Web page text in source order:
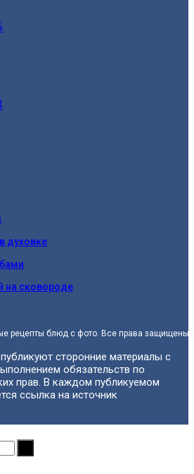
духовке
на сковороде
рецепты блюд с фото. Все права защищены.
сторонние материалы с
обязательств по
прав. В каждом публикуемом
ссылка на источник